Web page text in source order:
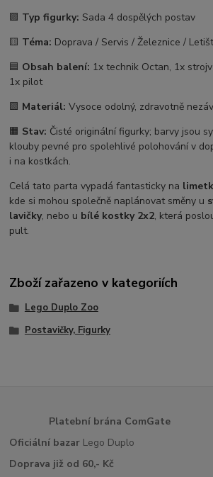
🟪 Typ figurky: Sada 4 dospělých postav
🟨 Téma: Doprava / Servis / Železnice /
🟦 Obsah balení: 1x technik Octan, 1x
1x pilot
🟩 Materiál: Vysoce odolný, zdravotně
🟧 Stav: Čisté originální figurky; barvy jsou
klouby pevné pro spolehlivé polohování v
i na kostkách.
Celá tato parta vypadá fantasticky na
kde si mohou společně naplánovat směny u
lavičky, nebo u bílé kostky 2x2, která
pult.
Zboží zařazeno v kategoriích
Lego Duplo Zoo
Postavičky, Figurky
Platební brána ComGate
Oficiální bazar Lego Duplo
Doprava již od 60,- Kč